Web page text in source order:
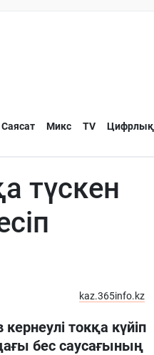
Саясат Микс TV Цифрлық
түскен
kaz.365info.kz
токқа күйіп
бес саусағының